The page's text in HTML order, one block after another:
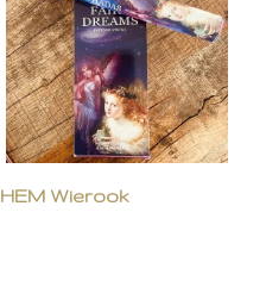
HEM Wierook